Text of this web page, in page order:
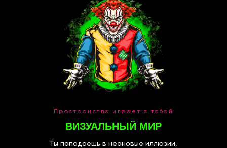
Пространство играет с тобой
ВИЗУАЛЬНЫЙ МИР
Ты попадаешь в неоновые иллюзии,